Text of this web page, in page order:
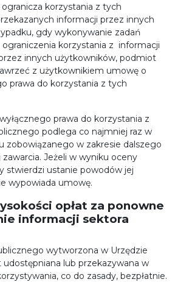
korzystania z tych
informacji przez innych
gdy wykonywanie zadań
korzystania z informacji
innych użytkowników, podmiot
z użytkownikiem umowę o
prawa do korzystania z tych
prawa do korzystania z
podlega co najmniej raz w
zobowiązanego w zakresie dalszego
Jeżeli w wyniku oceny
stwierdzi ustanie powodów jej
wypowiada umowę.
opłat za ponowne
informacji sektora
wytworzona w Urzędzie
udostępniana lub przekazywana w
co do zasady, bezpłatnie.